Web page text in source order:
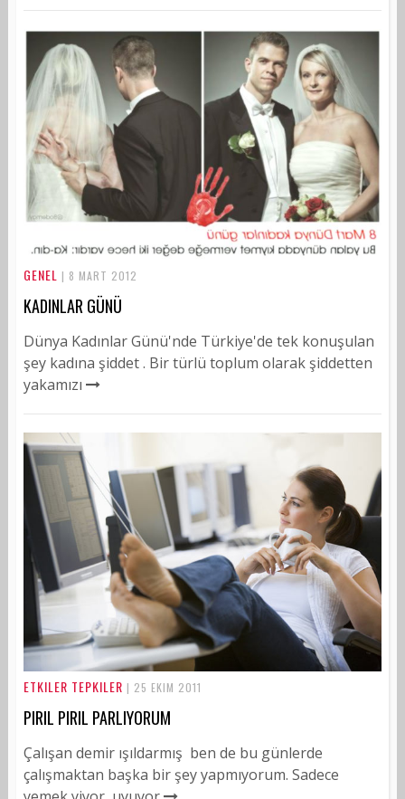
GENEL | 8 MART 2012
KADINLAR GÜNÜ
Dünya Kadınlar Günü'nde Türkiye'de tek konuşulan
şey kadına şiddet . Bir türlü toplum olarak şiddetten
yakamızı
ETKILER TEPKILER | 25 EKIM 2011
PIRIL PIRIL PARLIYORUM
Çalışan demir ışıldarmış ben de bu günlerde
çalışmaktan başka bir şey yapmıyorum. Sadece